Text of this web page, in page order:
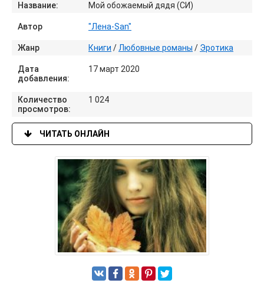
Название: Мой обожаемый дядя (СИ)
Автор "Лена-San"
Жанр Книги / Любовные романы / Эротика
Дата
добавления:
17 март 2020
Количество
просмотров:
1 024
ЧИТАТЬ ОНЛАЙН